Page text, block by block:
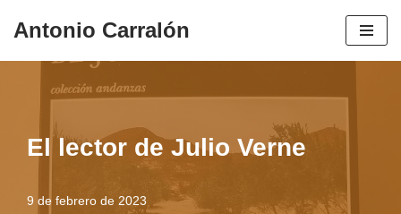
contenido
Antonio Carralón
El lector de Julio Verne
9 de febrero de 2023